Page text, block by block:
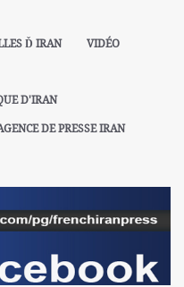
Ď IRAN VIDÉO
D'IRAN
DE PRESSE IRAN